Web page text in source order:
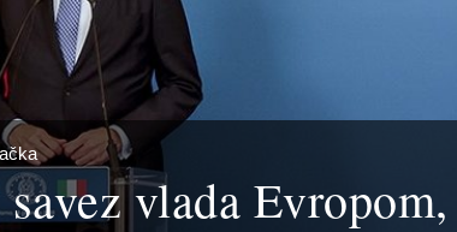
vlada